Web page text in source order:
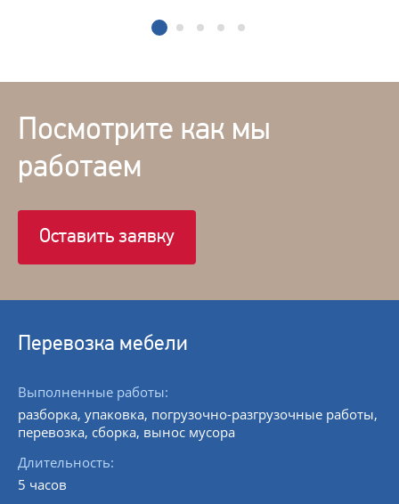
1
Посмотрите как мы
работаем
Оставить заявку
Перевозка мебели
Выполненные работы:
разборка, упаковка, погрузочно-разгрузочные работы,
перевозка, сборка, вынос мусора
Длительность:
5 часов